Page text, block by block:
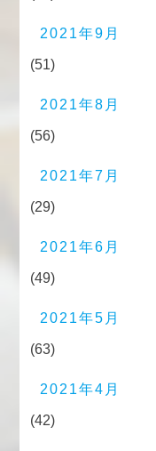
2021年9月
(51)
2021年8月
(56)
2021年7月
(29)
2021年6月
(49)
2021年5月
(63)
2021年4月
(42)